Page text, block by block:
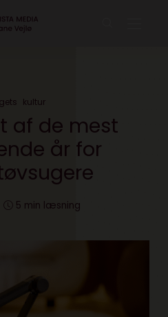
kultur
af de mest
år for
5 min læsning